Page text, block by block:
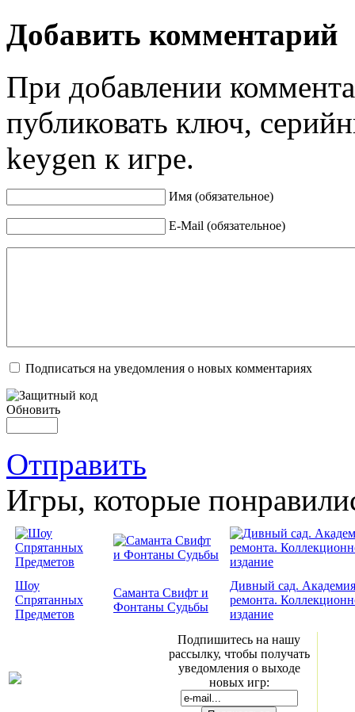
Добавить комментарий
При добавлении
публиковать ключ,
keygen к игре.
Имя (обязательное)
E-Mail (обязательное)
Подписаться на уведомления о новых комментариях
Обновить
Отправить
Игры, которые
Шоу
Спрятанных
Предметов
Саманта Свифт и
Фонтаны Судьбы
Дивный сад. Академия
ремонта.
издание
Подпишитесь на нашу
рассылку, чтобы получать
уведомления о выходе
новых игр: